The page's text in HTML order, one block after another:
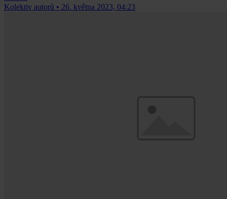
Kolektiv autorů • 26. května 2023, 04:23